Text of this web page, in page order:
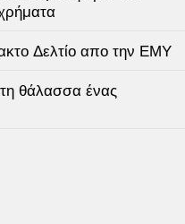
Δελτίο απο την ΕΜΥ
θάλασσα ένας